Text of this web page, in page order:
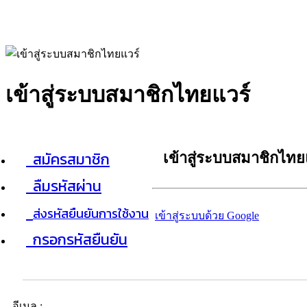
เข้าสู่ระบบสมาชิกไทยแวร์
สมัครสมาชิก
ลืมรหัสผ่าน
ส่งรหัสยืนยันการใช้งาน
กรอกรหัสยืนยัน
เข้าสู่ระบบสมาชิกไท
เข้าสู่ระบบด้วย Google